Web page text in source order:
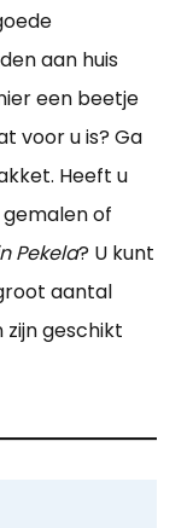
aan huis
een beetje
voor u is? Ga
Heeft u
of
Pekela? U kunt
aantal
geschikt